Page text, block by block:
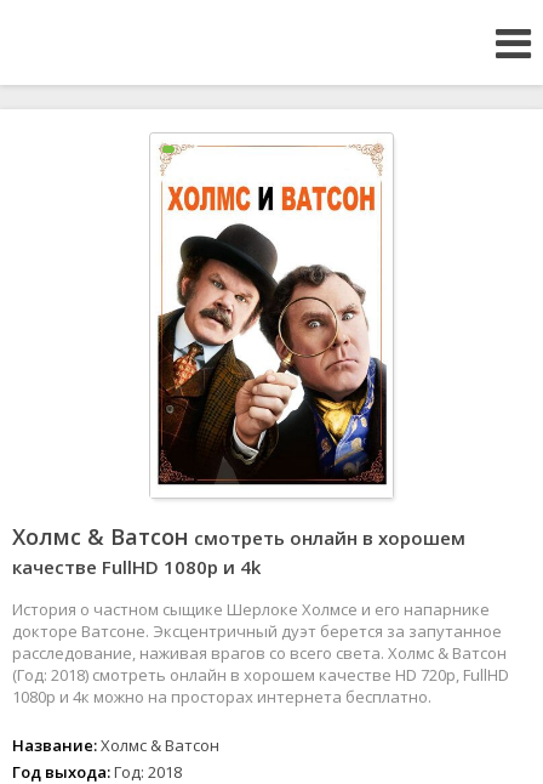
Холмс & Ватсон смотреть онлайн в хорошем
качестве FullHD 1080p и 4k
История о частном сыщике Шерлоке Холмсе и его напарнике
докторе Ватсоне. Эксцентричный дуэт берется за запутанное
расследование, наживая врагов со всего света. Холмс & Ватсон
(Год: 2018) смотреть онлайн в хорошем качестве HD 720p, FullHD
1080p и 4к можно на просторах интернета бесплатно.
Название:Холмс & Ватсон
Год выхода:Год: 2018